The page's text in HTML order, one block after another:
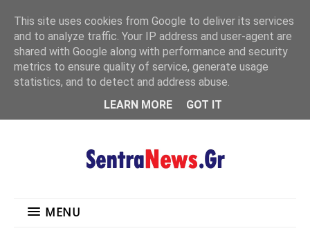
MENU
MENU
This site uses cookies from Google to deliver its services
and to analyze traffic. Your IP address and user-agent are
shared with Google along with performance and security
metrics to ensure quality of service, generate usage
statistics, and to detect and address abuse.
LEARN MORE
GOT IT